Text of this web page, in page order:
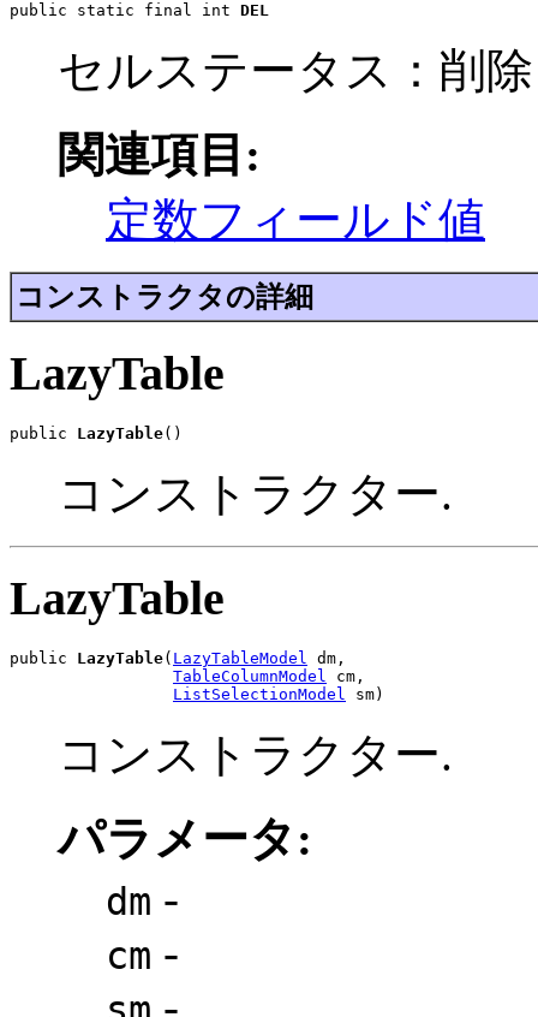
public static final int DEL
セルステータス：削除
関連項目:
定数フィールド値
コンストラクタの詳細
LazyTable
public LazyTable()
コンストラクター.
LazyTable
public LazyTable( LazyTableModel dm,
TableColumnModel cm,
ListSelectionModel sm)
コンストラクター.
パラメータ:
dm -
cm -